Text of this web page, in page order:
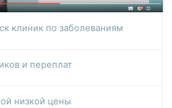
клиник по заболеваниям
и переплат
низкой цены